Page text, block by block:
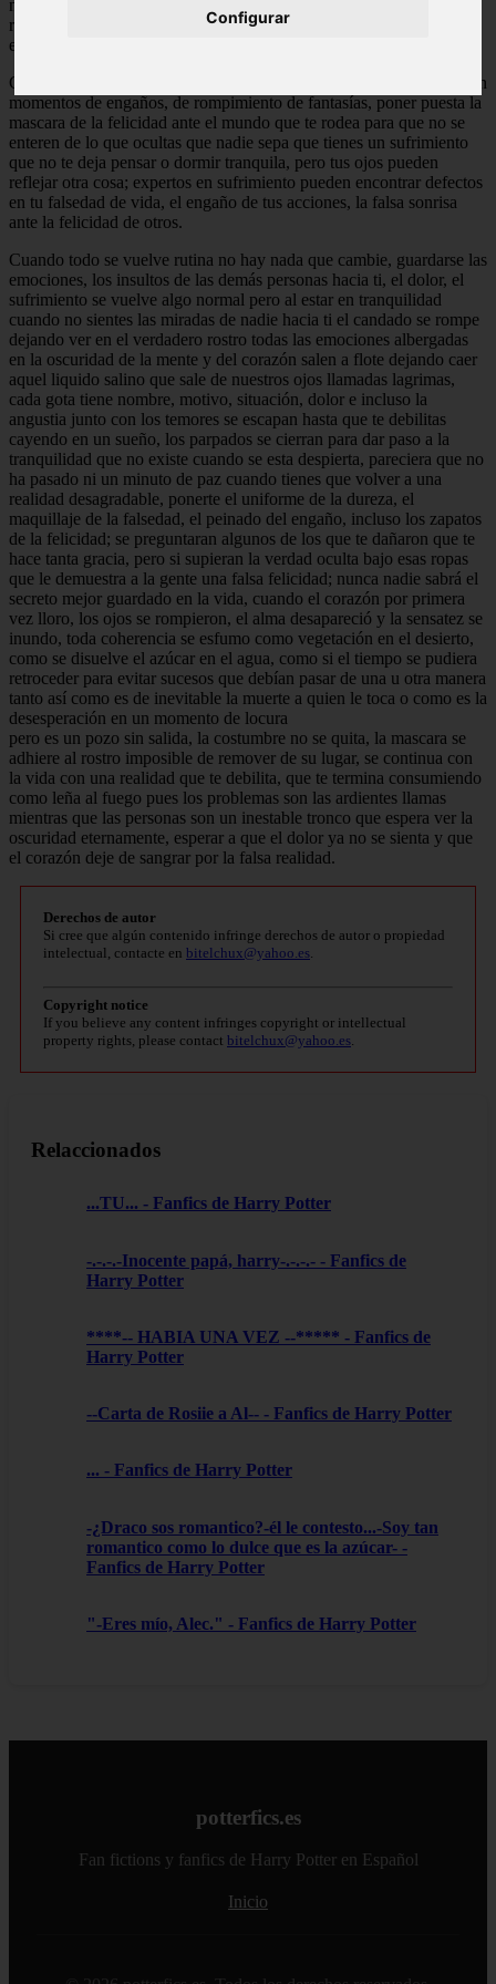
Configurar
no te ayuda mucho pero es tu mejor amiga al ocultar tus lagrimas el
rompimiento de tu corazón y el desmoronamiento de lo que fue la
esperanza de vivir.
Crear una barrera alrededor del corazón es lo primero que se hace en
momentos de engaños, de rompimiento de fantasías, poner puesta la
mascara de la felicidad ante el mundo que te rodea para que no se
enteren de lo que ocultas que nadie sepa que tienes un sufrimiento
que no te deja pensar o dormir tranquila, pero tus ojos pueden
reflejar otra cosa; expertos en sufrimiento pueden encontrar defectos
en tu falsedad de vida, el engaño de tus acciones, la falsa sonrisa
ante la felicidad de otros.
Cuando todo se vuelve rutina no hay nada que cambie, guardarse las
emociones, los insultos de las demás personas hacia ti, el dolor, el
sufrimiento se vuelve algo normal pero al estar en tranquilidad
cuando no sientes las miradas de nadie hacia ti el candado se rompe
dejando ver en el verdadero rostro todas las emociones albergadas
en la oscuridad de la mente y del corazón salen a flote dejando caer
aquel liquido salino que sale de nuestros ojos llamadas lagrimas,
cada gota tiene nombre, motivo, situación, dolor e incluso la
angustia junto con los temores se escapan hasta que te debilitas
cayendo en un sueño, los parpados se cierran para dar paso a la
tranquilidad que no existe cuando se esta despierta, pareciera que no
ha pasado ni un minuto de paz cuando tienes que volver a una
realidad desagradable, ponerte el uniforme de la dureza, el
maquillaje de la falsedad, el peinado del engaño, incluso los zapatos
de la felicidad; se preguntaran algunos de los que te dañaron que te
hace tanta gracia, pero si supieran la verdad oculta bajo esas ropas
que le demuestra a la gente una falsa felicidad; nunca nadie sabrá el
secreto mejor guardado en la vida, cuando el corazón por primera
vez lloro, los ojos se rompieron, el alma desapareció y la sensatez se
inundo, toda coherencia se esfumo como vegetación en el desierto,
como se disuelve el azúcar en el agua, como si el tiempo se pudiera
retroceder para evitar sucesos que debían pasar de una u otra manera
tanto así como es de inevitable la muerte a quien le toca o como es la
desesperación en un momento de locura
pero es un pozo sin salida, la costumbre no se quita, la mascara se
adhiere al rostro imposible de remover de su lugar, se continua con
la vida con una realidad que te debilita, que te termina consumiendo
como leña al fuego pues los problemas son las ardientes llamas
mientras que las personas son un inestable tronco que espera ver la
oscuridad eternamente, esperar a que el dolor ya no se sienta y que
el corazón deje de sangrar por la falsa realidad.
Derechos de autor
Si cree que algún contenido infringe derechos de autor o propiedad
intelectual, contacte en bitelchux@yahoo.es
Copyright notice
If you believe any content infringes copyright or intellectual
property rights, please contact bitelchux@yahoo.es
Relaccionados
...TU... - Fanfics de Harry Potter
-.-.-.-Inocente papá, harry-.-.-.- - Fanfics de
Harry Potter
****-- HABIA UNA VEZ --***** - Fanfics de
Harry Potter
--Carta de Rosiie a Al-- - Fanfics de Harry Potter
... - Fanfics de Harry Potter
-¿Draco sos romantico?-él le contesto...-Soy tan
romantico como lo dulce que es la azúcar- -
Fanfics de Harry Potter
"-Eres mío, Alec." - Fanfics de Harry Potter
potterfics.es
Fan fictions y fanfics de Harry Potter en Español
Inicio